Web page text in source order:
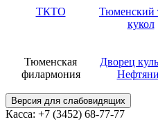
ТКТО
Тюменский
кукол
Тюменская
филармония
Дворец
Версия для слабовидящих
Касса: +7 (3452) 68-77-77